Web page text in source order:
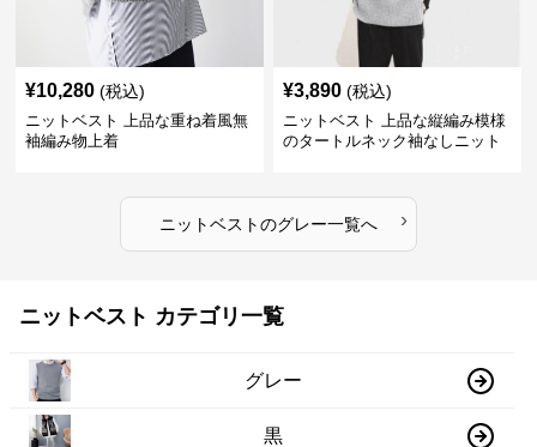
¥10,280 (税込)
ニットベスト 上品な重ね着風無
袖編み物上着
¥3,890 (税込)
ニットベスト 上品な縦編み模様
のタートルネック袖なしニット
ニットベストのグレー一覧へ ›
ニットベスト カテゴリ一覧
グレー
黒